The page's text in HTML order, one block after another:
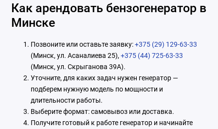
Как арендовать бензогенератор в
Минске
Позвоните или оставьте заявку:+375 (29) 129-63-33
(Минск, ул. Асаналиева 25), +375 (44) 725-63-33
(Минск, ул. Скрыганова 39А).
Уточните, для каких задач нужен генератор —
подберем нужную модель по мощности и
длительности работы.
Выберите формат: самовывоз или доставка.
Получите готовый к работе генератор и начинайте